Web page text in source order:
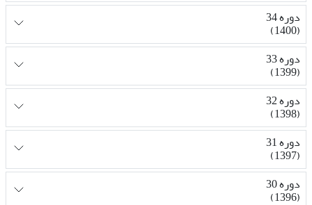
دوره 34
(1400)
دوره 33
(1399)
دوره 32
(1398)
دوره 31
(1397)
دوره 30
(1396)